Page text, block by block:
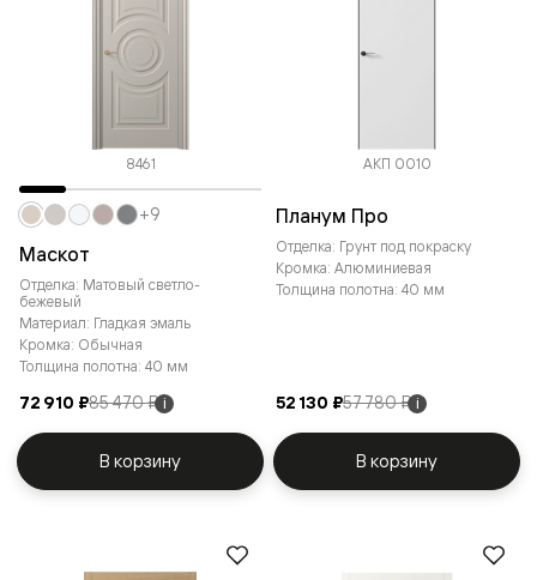
8461
Маскот
Отделка: Матовый светло-
бежевый
Материал: Гладкая эмаль
Кромка: Обычная
Толщина полотна: 40 мм
72 910 ₽85 470 ₽ i
+9
В корзину
АКП 0010
Планум Про
Отделка: Грунт под покраску
Кромка: Алюминиевая
Толщина полотна: 40 мм
52 130 ₽57 780 ₽ i
В корзину